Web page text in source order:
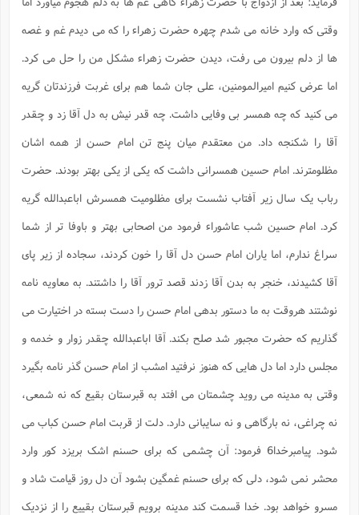
وقتی که وارد خانه می شدم چهره حضرت زهراء را که می دیدم غم و غصه
ها از دلم بیرون می رفت، دیدن حضرت زهراء مشکل من را حل می کرد.
اما عرض کنیم امیرالمومنین، علی جان شما هم برای غربت فرزندتان گریه
می کنید که چه همسر بی وفایی داشت. چه قدر نیش به دل آقا زد و چقدر
آقا را شکنجه داد. من معتقدم میان پنج تن امام حسن از همه اشان
مظلومترند. امام حسین همسرانی داشت که یکی از یکی بهتر بودند. حضرت
رباب یک سال زیر آفتاب نشست برای مظلومیت همسرش اباعبدالله گریه
کرد. امام حسین شب عاشوراء فرمود من اصحابی بهتر و باوفا تر از شما
سراغ ندارم، اما یاران امام حسن دل آقا را خون کردند، سجاده از زیر پای
آقا کشیدند، خنجر به بدن آقا زدند قصد ترور آقا را داشتند. به معاویه نامه
نوشتند هروقت به ما دستور بدهی امام حسن را دست بسته در اختیارت می
گذاریم که حضرت مجبور شد صلح بکند. آقا اباعبدالله چقدر زوار و خدمه و
مجلس دارد اما دل هایی که هنوز نرفتید امشب از امام حسن گذر نامه بگیرد
وقتی به مدینه می روید چشمتان می افتد به قبرستان بقیع که نه شمعی،
نه چراغی، نه بارگاهی و نه سایبانی دارد. دلت از قربت امام حسن کباب می
شود. پیامبرخدا6 فرمود: آن چشمی که برای حسنم اشک بریزد کور وارد
محشر نمی شود، دلی که برای حسنم غمگین بشود آن دل روز قیامت شاد و
مسرو خواهد بود. خدا قسمت کند مدینه برویم قبرستان بقییع را از نزدیک